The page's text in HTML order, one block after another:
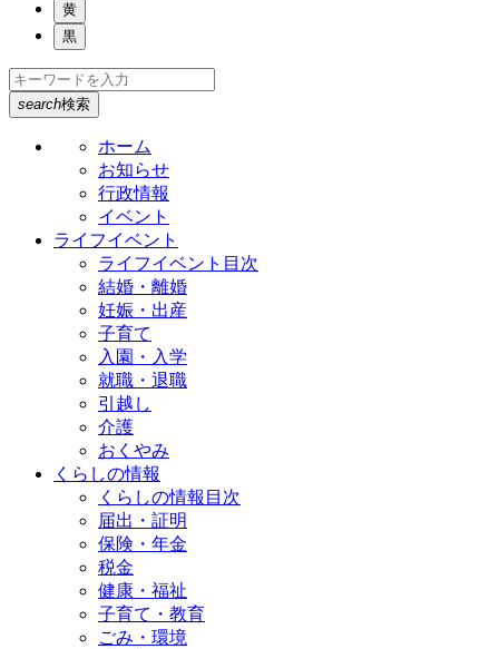
黄
黒
search検索
ホーム
お知らせ
行政情報
イベント
ライフイベント
ライフイベント目次
結婚・離婚
妊娠・出産
子育て
入園・入学
就職・退職
引越し
介護
おくやみ
くらしの情報
くらしの情報目次
届出・証明
保険・年金
税金
健康・福祉
子育て・教育
ごみ・環境